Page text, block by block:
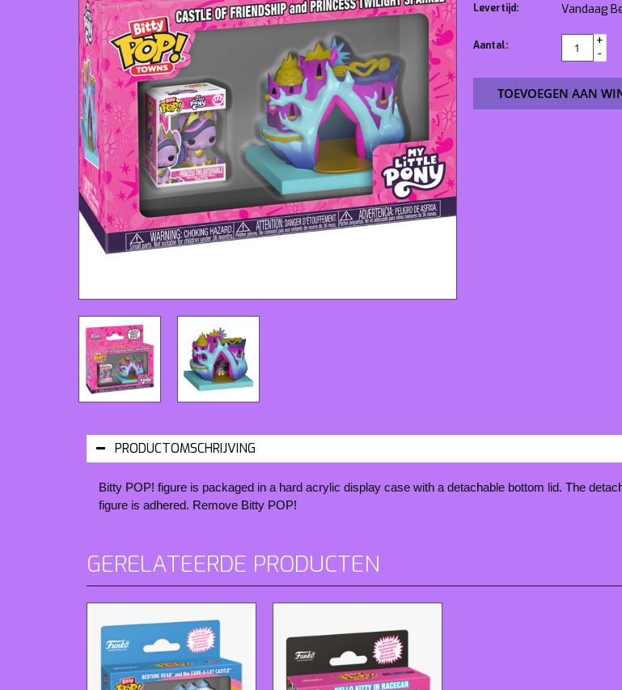
Levertijd: Vandaag
Aantal:
+
-
TOEVOEGEN AAN
PRODUCTOMSCHRIJVING
Bitty POP! figure is packaged in a hard acrylic display case with a detachable bottom lid. The
figure is adhered. Remove Bitty POP!
GERELATEERDE PRODUCTEN